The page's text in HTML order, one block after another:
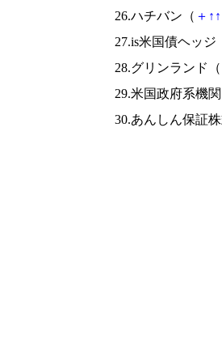
26.ハチバン（ ＋ ↑ ↑
27.is米国債ヘッジ
28.グリンランド（
29.米国政府系機
30.あんしん保証